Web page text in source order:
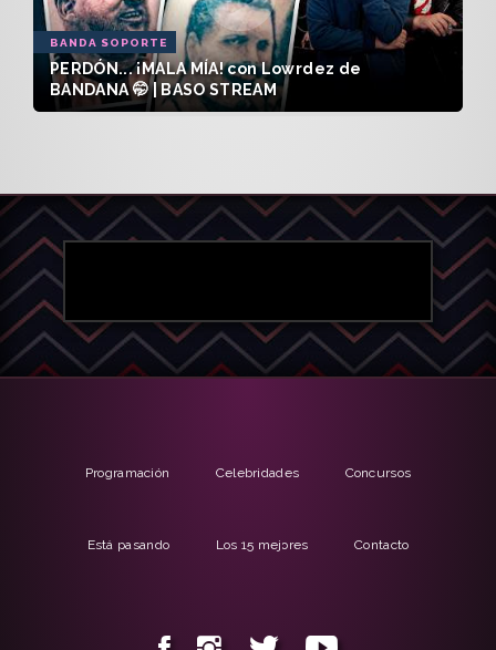
BANDA SOPORTE
PERDÓN... ¡MALA MÍA! con Lowrdez de
BANDANA 🤭 | BASO STREAM
Programación Celebridades Concursos
Está pasando Los 15 mejores Contacto